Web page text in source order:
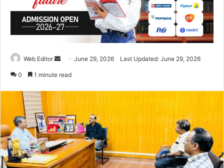
Web Editor
n
e
m
a
June 29, 2026 Last Updated: June 29, 2026
0 1 minute read